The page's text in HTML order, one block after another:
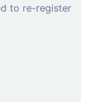
to re-register